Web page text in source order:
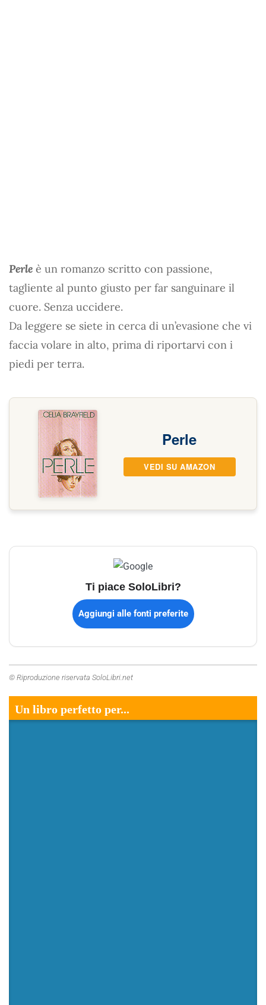
Perle è un romanzo scritto con passione,
tagliente al punto giusto per far sanguinare il
cuore. Senza uccidere.
Da leggere se siete in cerca di un’evasione che vi
faccia volare in alto, prima di riportarvi con i
piedi per terra.
Perle
VEDI SU AMAZON
Ti piace SoloLibri?
Aggiungi alle fonti preferite
© Riproduzione riservata SoloLibri.net
Un libro perfetto per...